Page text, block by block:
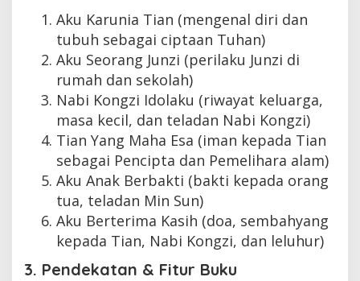
Aku Karunia Tian (mengenal diri dan
tubuh sebagai ciptaan Tuhan)
Aku Seorang Junzi (perilaku Junzi di
rumah dan sekolah)
Nabi Kongzi Idolaku (riwayat keluarga,
masa kecil, dan teladan Nabi Kongzi)
Tian Yang Maha Esa (iman kepada Tian
sebagai Pencipta dan Pemelihara alam)
Aku Anak Berbakti (bakti kepada orang
tua, teladan Min Sun)
Aku Berterima Kasih (doa, sembahyang
kepada Tian, Nabi Kongzi, dan leluhur)
3. Pendekatan & Fitur Buku